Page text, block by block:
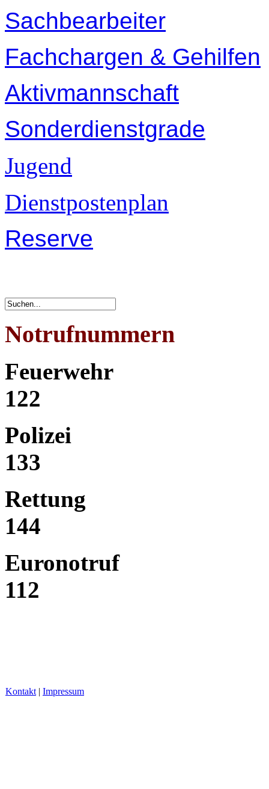
Sachbearbeiter
Fachchargen & Gehilfen
Aktivmannschaft
Sonderdienstgrade
Jugend
Dienstpostenplan
Reserve
Notrufnummern
Feuerwehr
122
Polizei
133
Rettung
144
Euronotruf
112
Kontakt| Impressum